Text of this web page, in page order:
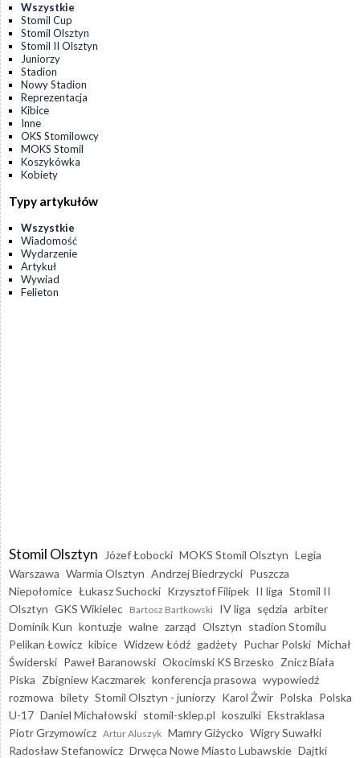
Wszystkie
Stomil Cup
Stomil Olsztyn
Stomil II Olsztyn
Juniorzy
Stadion
Nowy Stadion
Reprezentacja
Kibice
Inne
OKS Stomilowcy
MOKS Stomil
Koszykówka
Kobiety
Typy artykułów
Wszystkie
Wiadomość
Wydarzenie
Artykuł
Wywiad
Felieton
Stomil Olsztyn Józef Łobocki MOKS Stomil Olsztyn Legia
Warszawa Warmia Olsztyn Andrzej Biedrzycki Puszcza
Niepołomice Łukasz Suchocki Krzysztof Filipek II liga Stomil II
Olsztyn GKS Wikielec Bartosz Bartkowski IV liga sędzia arbiter
Dominik Kun kontuzje walne zarząd Olsztyn stadion Stomilu
Pelikan Łowicz kibice Widzew Łódź gadżety Puchar Polski Michał
Świderski Paweł Baranowski Okocimski KS Brzesko Znicz Biała
Piska Zbigniew Kaczmarek konferencja prasowa wypowiedź
rozmowa bilety Stomil Olsztyn - juniorzy Karol Żwir Polska Polska
U-17 Daniel Michałowski stomil-sklep.pl koszulki Ekstraklasa
Piotr Grzymowicz Artur Aluszyk Mamry Giżycko Wigry Suwałki
Radosław Stefanowicz Drwęca Nowe Miasto Lubawskie Dajtki